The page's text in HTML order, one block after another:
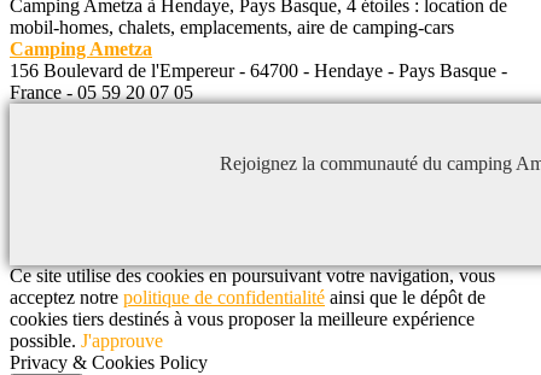
Camping Ametza à Hendaye, Pays Basque, 4 étoiles : location de
mobil-homes, chalets, emplacements, aire de camping-cars
Camping Ametza
156 Boulevard de l'Empereur- 64700 - Hendaye - Pays Basque -
France-05 59 20 07 05
Rejoignez la communauté du camping
Ce site utilise des cookies en poursuivant votre navigation, vous
acceptez notre politique de confidentialité ainsi que le dépôt de
cookies tiers destinés à vous proposer la meilleure expérience
possible. J'approuve
Privacy & Cookies Policy